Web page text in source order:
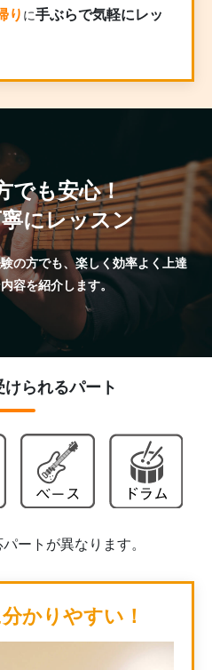
り に手ぶらで気軽にレッ
でも安心！
にレッスン
の方でも、楽しく効率よく上達
容を紹介します。
られるパート
ートが異なります。
かりやすい！